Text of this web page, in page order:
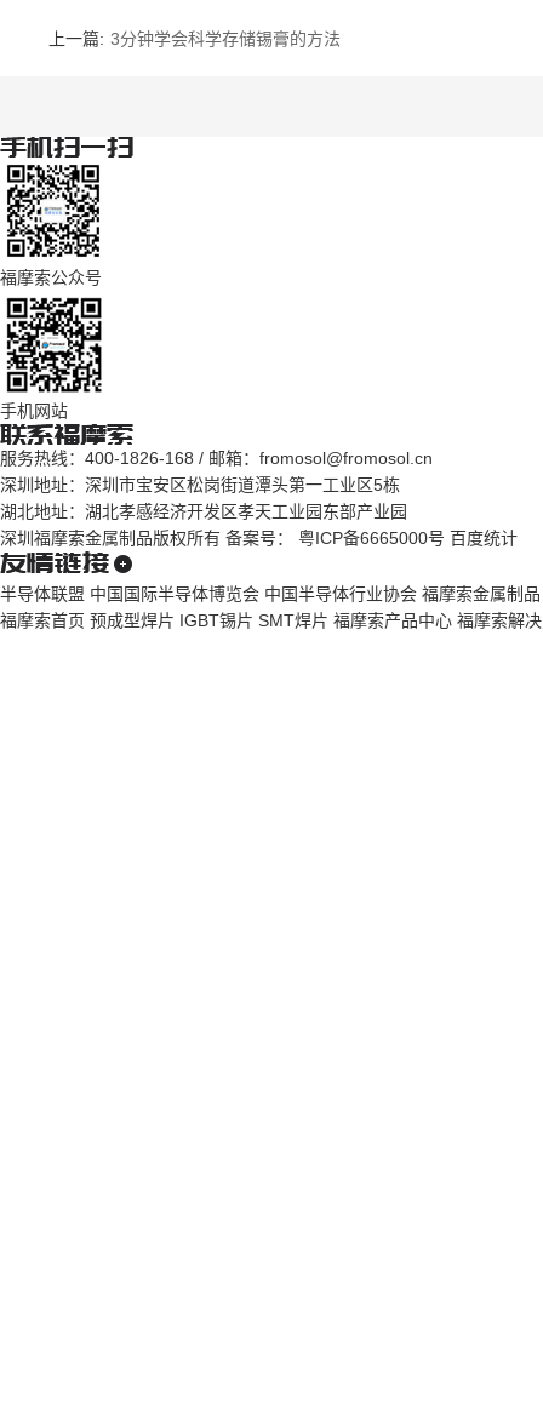
上一篇: 3分钟学会科学存储锡膏的方法
福摩索公众号
手机网站
服务热线：400-1826-168 / 邮箱：fromosol@fromosol.cn
深圳地址：深圳市宝安区松岗街道潭头第一工业区5栋
湖北地址：湖北孝感经济开发区孝天工业园东部产业园
深圳福摩索金属制品版权所有 备案号： 粤ICP备6665000号 百度统计
半导体联盟 中国国际半导体博览会 中国半导体行业协会 福摩索金属制品
福摩索首页 预成型焊片 IGBT锡片 SMT焊片 福摩索产品中心 福摩索解